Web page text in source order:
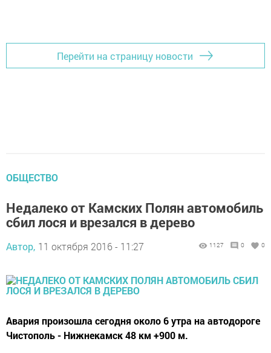
Перейти на страницу новости
ОБЩЕСТВО
Недалеко от Камских Полян автомобиль
сбил лося и врезался в дерево
Автор, 11 октября 2016 - 11:27 1127 0 0
Авария произошла сегодня около 6 утра на автодороге
Чистополь - Нижнекамск 48 км +900 м.